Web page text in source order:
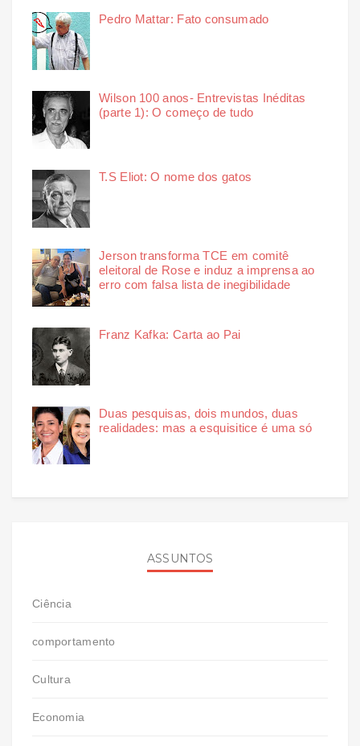
Pedro Mattar: Fato consumado
Wilson 100 anos- Entrevistas Inéditas
(parte 1): O começo de tudo
T.S Eliot: O nome dos gatos
Jerson transforma TCE em comitê
eleitoral de Rose e induz a imprensa ao
erro com falsa lista de inegibilidade
Franz Kafka: Carta ao Pai
Duas pesquisas, dois mundos, duas
realidades: mas a esquisitice é uma só
ASSUNTOS
Ciência
comportamento
Cultura
Economia